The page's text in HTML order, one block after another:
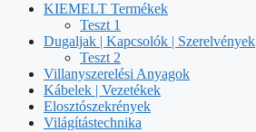
KIEMELT Termékek
Teszt 1
Dugaljak | Kapcsolók | Szerelvények
Teszt 2
Villanyszerelési Anyagok
Kábelek | Vezetékek
Elosztószekrények
Világítástechnika